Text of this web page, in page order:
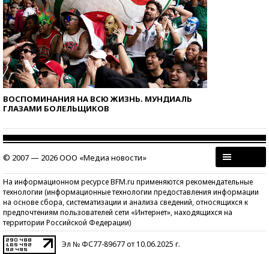
ВОСПОМИНАНИЯ НА ВСЮ ЖИЗНЬ. МУНДИАЛЬ
ГЛАЗАМИ БОЛЕЛЬЩИКОВ
© 2007 — 2026 ООО «Медиа новости»
На информационном ресурсе BFM.ru применяются рекомендательные
технологии (информационные технологии предоставления информации
на основе сбора, систематизации и анализа сведений, относящихся к
предпочтениям пользователей сети «Интернет», находящихся на
территории Российской Федерации)
Эл № ФС77-89677 от 10.06.2025 г.